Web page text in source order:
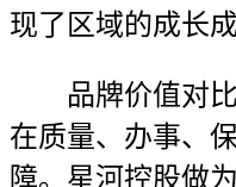
现了区域的成长成
品牌价值对比
在质量、办事、
障。星河控股做